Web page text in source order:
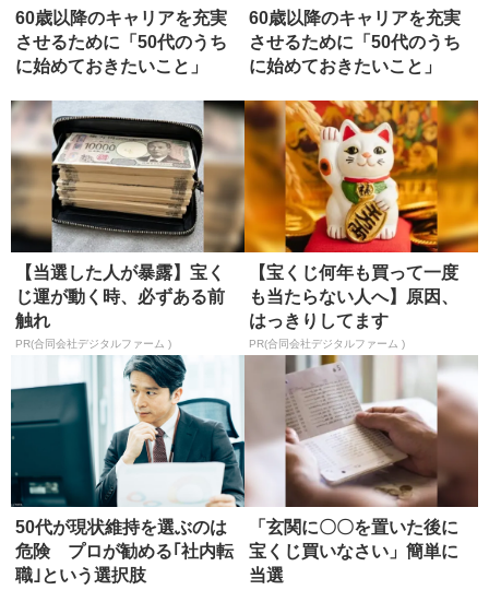
60歳以降のキャリアを充実
させるために「50代のうち
に始めておきたいこと」
60歳以降のキャリアを充実
させるために「50代のうち
に始めておきたいこと」
【当選した人が暴露】宝く
じ運が動く時、必ずある前
触れ
PR(合同会社デジタルファーム )
【宝くじ何年も買って一度
も当たらない人へ】原因、
はっきりしてます
PR(合同会社デジタルファーム )
50代が現状維持を選ぶのは
危険 プロが勧める｢社内転
職｣という選択肢
「玄関に〇〇を置いた後に
宝くじ買いなさい」簡単に
当選